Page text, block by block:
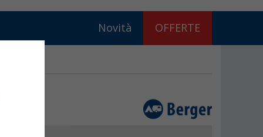
Novità OFFERTE